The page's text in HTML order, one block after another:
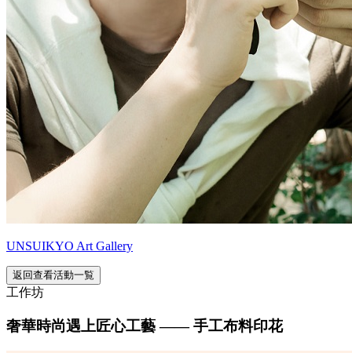
UNSUIKYO Art Gallery
返回查看活動一覧
工作坊
奢華時尚遇上匠心工藝 —— 手工布料印花